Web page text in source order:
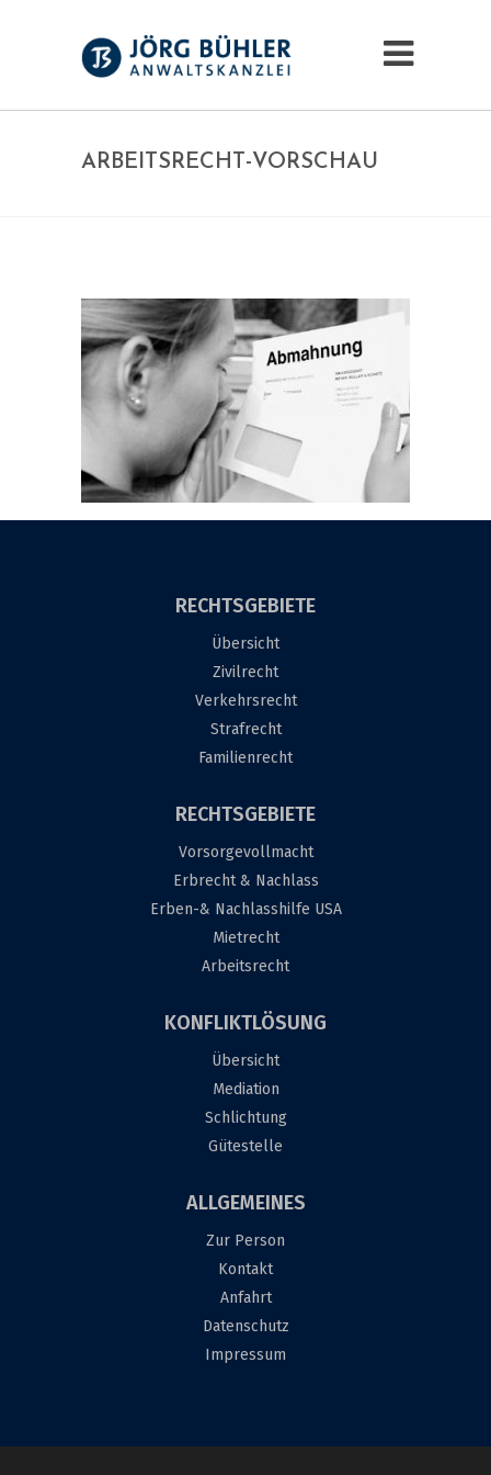
ARBEITSRECHT-VORSCHAU
RECHTSGEBIETE
Übersicht
Zivilrecht
Verkehrsrecht
Strafrecht
Familienrecht
RECHTSGEBIETE
Vorsorgevollmacht
Erbrecht & Nachlass
Erben-& Nachlasshilfe USA
Mietrecht
Arbeitsrecht
KONFLIKTLÖSUNG
Übersicht
Mediation
Schlichtung
Gütestelle
ALLGEMEINES
Zur Person
Kontakt
Anfahrt
Datenschutz
Impressum